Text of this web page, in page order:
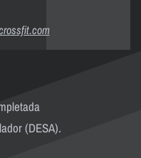
(DESA).